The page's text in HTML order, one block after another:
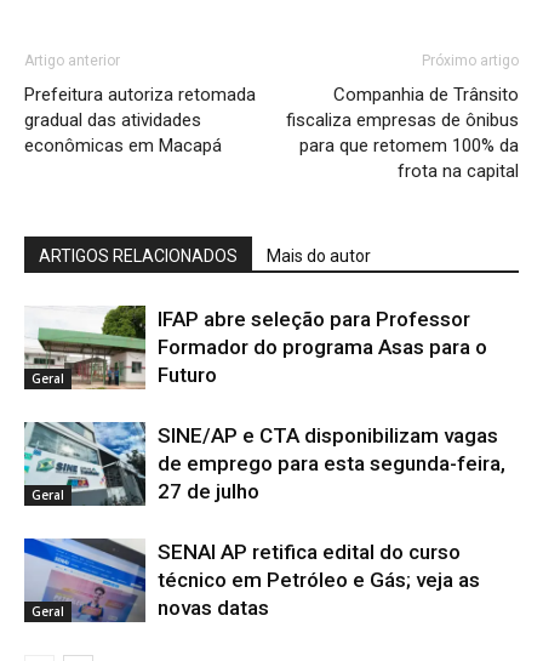
Artigo anterior
Prefeitura autoriza retomada
gradual das atividades
econômicas em Macapá
Próximo artigo
Companhia de Trânsito
fiscaliza empresas de ônibus
para que retomem 100% da
frota na capital
ARTIGOS RELACIONADOS Mais do autor
Geral
IFAP abre seleção para Professor
Formador do programa Asas para o
Futuro
Geral
SINE/AP e CTA disponibilizam vagas
de emprego para esta segunda-feira,
27 de julho
Geral
SENAI AP retifica edital do curso
técnico em Petróleo e Gás; veja as
novas datas